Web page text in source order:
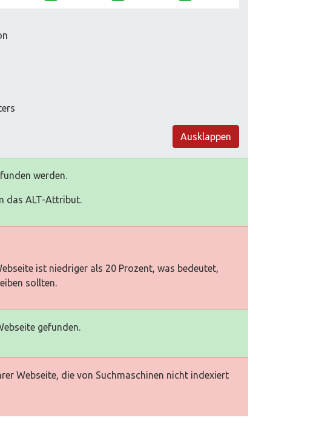
Ausklappen
werden.
das ALT-Attribut.
ist niedriger als 20 Prozent, was bedeutet,
sollten.
gefunden.
Webseite, die von Suchmaschinen nicht indexiert